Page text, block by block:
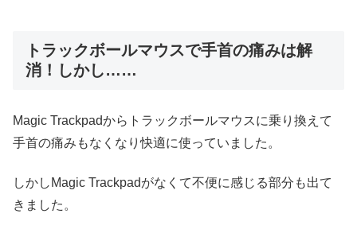
トラックボールマウスで手首の痛みは解
消！しかし……
Magic Trackpadからトラックボールマウスに乗り換えて
手首の痛みもなくなり快適に使っていました。
しかしMagic Trackpadがなくて不便に感じる部分も出て
きました。